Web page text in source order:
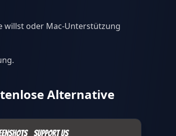
willst oder Mac-Unterstützung
Alternative